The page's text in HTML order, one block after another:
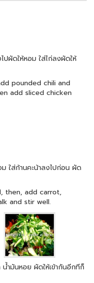
ปผัดให้หอม ใส่ไก่ลงผัดให้
pounded chili and
add sliced chicken
ใส่ก้านคะน้าลงไปก่อน ผัด
then, add carrot,
and stir well.
น้ำมันหอย ผัดให้เข้ากันอีกทีก็